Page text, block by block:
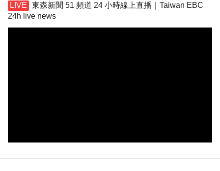
東森新聞 51 頻道 24 小時線上直播｜Taiwan EBC
24h live news